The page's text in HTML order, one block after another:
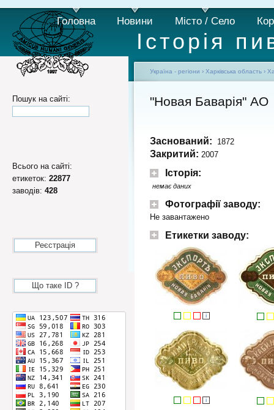
Історія
Головна Новини Місто / Село
Пошук на сайті:
Всього на сайті:
етикеток: 22877
заводів: 428
Реєстрація
Що таке ID ?
Україна - регіони › Харківська область ›
"Новая Баварія" АО
Заснований: 1872
Закритий: 2007
Історія:
немає даних
Фотографії заводу:
Не завантажено
Етикетки заводу:
i
i